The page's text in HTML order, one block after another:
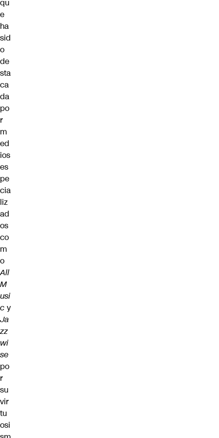
qu
e
ha
sid
o
de
sta
ca
da
po
r
m
ed
ios
es
pe
cia
liz
ad
os
co
m
o
All
M
usi
c y
Ja
zz
wi
se
po
r
su
vir
tu
osi